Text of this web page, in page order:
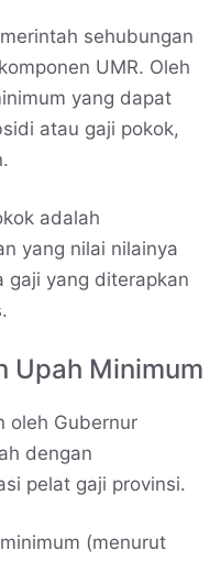
sehubungan
UMR. Oleh
yang dapat
atau gaji pokok,
adalah
yang nilai nilainya
gaji yang diterapkan
Upah Minimum
oleh Gubernur
dengan
pelat gaji provinsi.
(menurut